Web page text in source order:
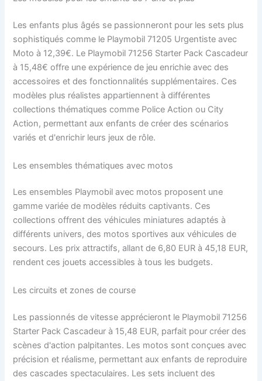
Les enfants plus âgés se passionneront pour les sets plus
sophistiqués comme le Playmobil 71205 Urgentiste avec
Moto à 12,39€. Le Playmobil 71256 Starter Pack Cascadeur
à 15,48€ offre une expérience de jeu enrichie avec des
accessoires et des fonctionnalités supplémentaires. Ces
modèles plus réalistes appartiennent à différentes
collections thématiques comme Police Action ou City
Action, permettant aux enfants de créer des scénarios
variés et d'enrichir leurs jeux de rôle.
Les ensembles thématiques avec motos
Les ensembles Playmobil avec motos proposent une
gamme variée de modèles réduits captivants. Ces
collections offrent des véhicules miniatures adaptés à
différents univers, des motos sportives aux véhicules de
secours. Les prix attractifs, allant de 6,80 EUR à 45,18 EUR,
rendent ces jouets accessibles à tous les budgets.
Les circuits et zones de course
Les passionnés de vitesse apprécieront le Playmobil 71256
Starter Pack Cascadeur à 15,48 EUR, parfait pour créer des
scènes d'action palpitantes. Les motos sont conçues avec
précision et réalisme, permettant aux enfants de reproduire
des cascades spectaculaires. Les sets incluent des